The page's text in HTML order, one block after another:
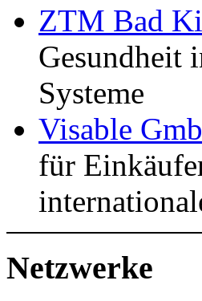
ZTM Bad
Gesundheit
Systeme
Visable
für
Netzwerke